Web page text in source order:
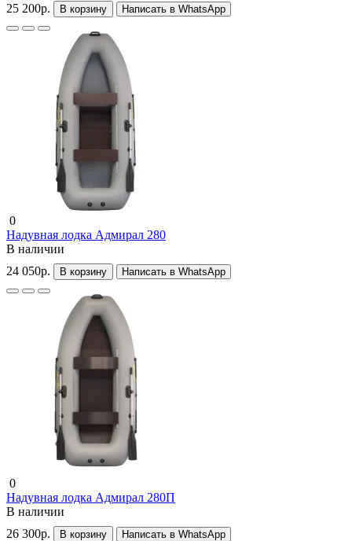
25 200р.
В корзину Написать в WhatsApp
0
Надувная лодка Адмирал 280
В наличии
24 050р.
В корзину Написать в WhatsApp
0
Надувная лодка Адмирал 280П
В наличии
26 300р.
В корзину Написать в WhatsApp